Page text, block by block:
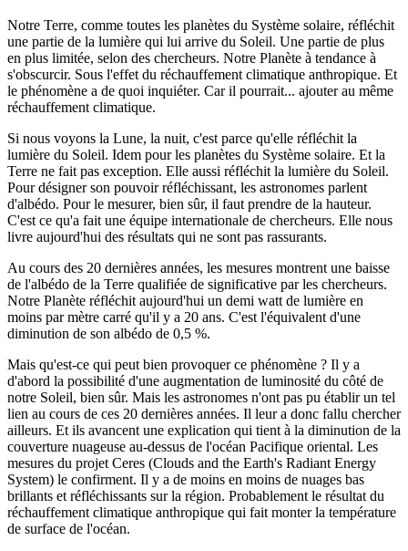
Notre Terre, comme toutes les planètes du Système solaire, réfléchit
une partie de la lumière qui lui arrive du Soleil. Une partie de plus
en plus limitée, selon des chercheurs. Notre Planète à tendance à
s'obscurcir. Sous l'effet du réchauffement climatique anthropique. Et
le phénomène a de quoi inquiéter. Car il pourrait... ajouter au même
réchauffement climatique.
Si nous voyons la Lune, la nuit, c'est parce qu'elle réfléchit la
lumière du Soleil. Idem pour les planètes du Système solaire. Et la
Terre ne fait pas exception. Elle aussi réfléchit la lumière du Soleil.
Pour désigner son pouvoir réfléchissant, les astronomes parlent
d'albédo. Pour le mesurer, bien sûr, il faut prendre de la hauteur.
C'est ce qu'a fait une équipe internationale de chercheurs. Elle nous
livre aujourd'hui des résultats qui ne sont pas rassurants.
Au cours des 20 dernières années, les mesures montrent une baisse
de l'albédo de la Terre qualifiée de significative par les chercheurs.
Notre Planète réfléchit aujourd'hui un demi watt de lumière en
moins par mètre carré qu'il y a 20 ans. C'est l'équivalent d'une
diminution de son albédo de 0,5 %.
Mais qu'est-ce qui peut bien provoquer ce phénomène ? Il y a
d'abord la possibilité d'une augmentation de luminosité du côté de
notre Soleil, bien sûr. Mais les astronomes n'ont pas pu établir un tel
lien au cours de ces 20 dernières années. Il leur a donc fallu chercher
ailleurs. Et ils avancent une explication qui tient à la diminution de la
couverture nuageuse au-dessus de l'océan Pacifique oriental. Les
mesures du projet Ceres (Clouds and the Earth's Radiant Energy
System) le confirment. Il y a de moins en moins de nuages bas
brillants et réfléchissants sur la région. Probablement le résultat du
réchauffement climatique anthropique qui fait monter la température
de surface de l'océan.